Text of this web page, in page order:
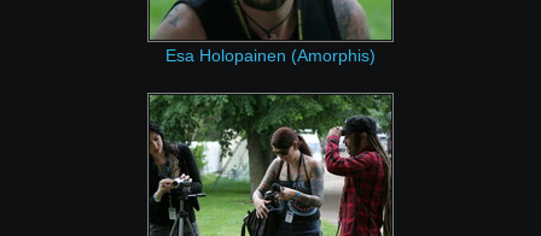
Esa Holopainen (Amorphis)